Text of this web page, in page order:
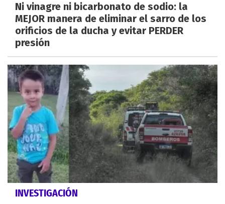
Ni vinagre ni bicarbonato de sodio: la
MEJOR manera de eliminar el sarro de los
orificios de la ducha y evitar PERDER
presión
INVESTIGACIÓN